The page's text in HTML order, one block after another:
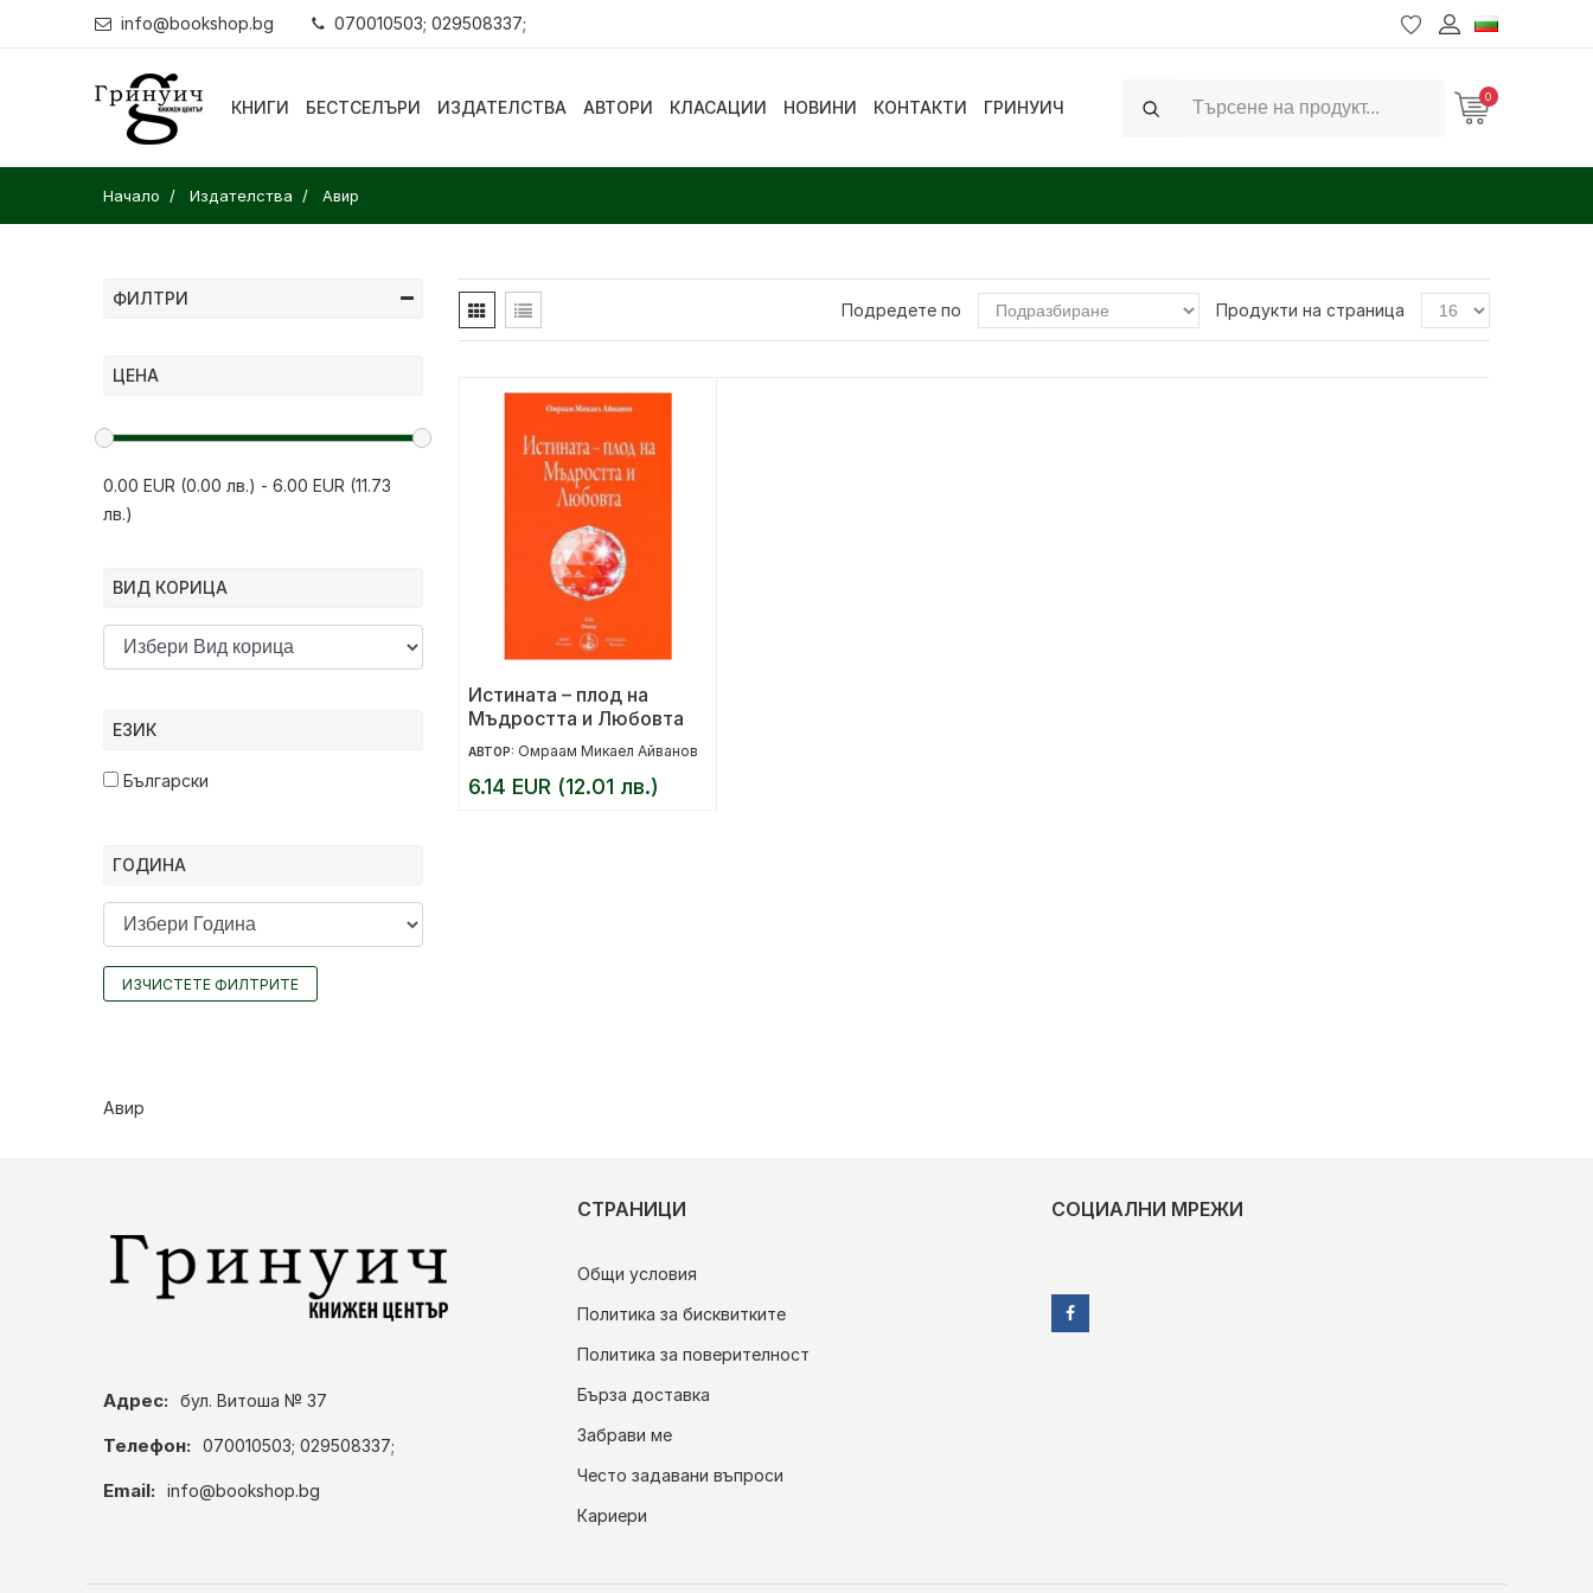
info@bookshop.bg 070010503; 029508337;
КНИГИ БЕСТСЕЛЪРИ ИЗДАТЕЛСТВА АВТОРИ КЛАСАЦИИ НОВИНИ КОНТАКТИ ГРИНУИЧ
Search
0
Начало Издателства Авир
ФИЛТРИ
ЦЕНА
0.00 EUR (0.00 лв.) - 6.00 EUR (11.73
лв.)
ВИД КОРИЦА
ЕЗИК
Български
ГОДИНА
ИЗЧИСТЕТЕ ФИЛТРИТЕ
Подредете по Продукти на страница
Истината – плод на
Мъдростта и Любовта
АВТОР: Омраам Микаел Айванов
6.14 EUR (12.01 лв.)
Авир
Адрес: бул. Витоша № 37
Телефон: 070010503; 029508337;
Email: info@bookshop.bg
СТРАНИЦИ
Общи условия
Политика за бисквитките
Политика за поверителност
Бърза доставка
Забрави ме
Често задавани въпроси
Кариери
СОЦИАЛНИ МРЕЖИ